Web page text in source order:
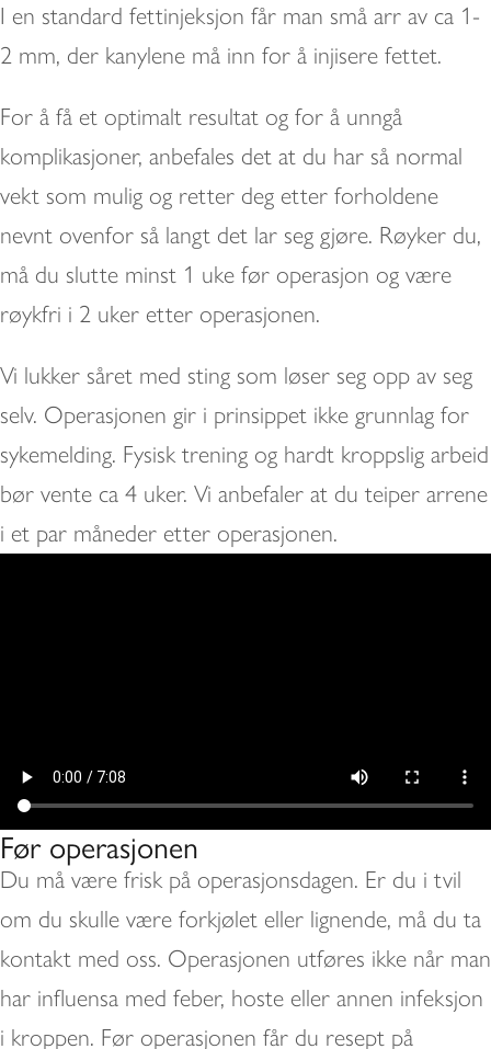
I en standard fettinjeksjon får man små arr av ca 1-
2 mm, der kanylene må inn for å injisere fettet.
For å få et optimalt resultat og for å unngå
komplikasjoner, anbefales det at du har så normal
vekt som mulig og retter deg etter forholdene
nevnt ovenfor så langt det lar seg gjøre. Røyker du,
må du slutte minst 1 uke før operasjon og være
røykfri i 2 uker etter operasjonen.
Vi lukker såret med sting som løser seg opp av seg
selv. Operasjonen gir i prinsippet ikke grunnlag for
sykemelding. Fysisk trening og hardt kroppslig arbeid
bør vente ca 4 uker. Vi anbefaler at du teiper arrene
i et par måneder etter operasjonen.
Før operasjonen
Du må være frisk på operasjonsdagen. Er du i tvil
om du skulle være forkjølet eller lignende, må du ta
kontakt med oss. Operasjonen utføres ikke når man
har influensa med feber, hoste eller annen infeksjon
i kroppen. Før operasjonen får du resept på